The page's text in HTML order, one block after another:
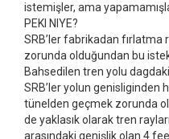
istemişler, ama
PEKI NIYE?
SRB’ler fabrikadan
zorunda olduğundan bu
Bahsedilen tren yolu
SRB’ler yolun genisliginden
tünelden geçmek zorunda
de yaklasık olarak tren
arasındaki genişlik olan 4